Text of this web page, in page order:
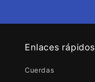
Enlaces rápidos
Cuerdas